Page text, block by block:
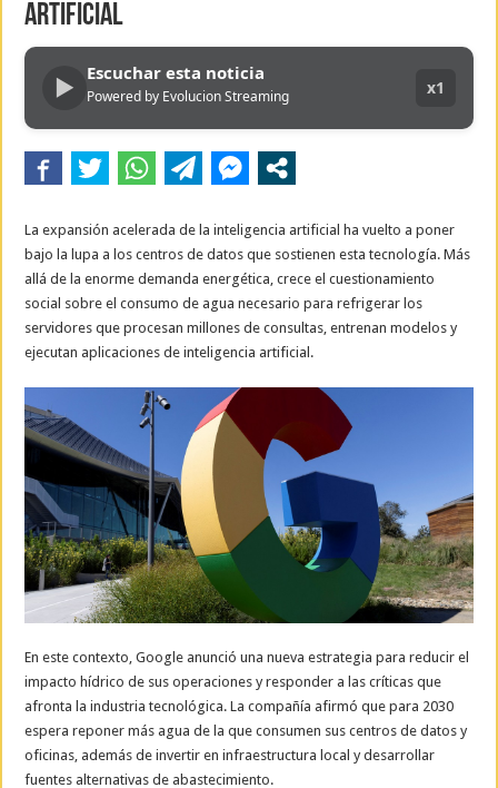
artificial
▶ Escuchar esta noticia
Powered by Evolucion Streaming x1
La expansión acelerada de la inteligencia artificial ha vuelto a poner
bajo la lupa a los centros de datos que sostienen esta tecnología. Más
allá de la enorme demanda energética, crece el cuestionamiento
social sobre el consumo de agua necesario para refrigerar los
servidores que procesan millones de consultas, entrenan modelos y
ejecutan aplicaciones de inteligencia artificial.
En este contexto, Google anunció una nueva estrategia para reducir el
impacto hídrico de sus operaciones y responder a las críticas que
afronta la industria tecnológica. La compañía afirmó que para 2030
espera reponer más agua de la que consumen sus centros de datos y
oficinas, además de invertir en infraestructura local y desarrollar
fuentes alternativas de abastecimiento.